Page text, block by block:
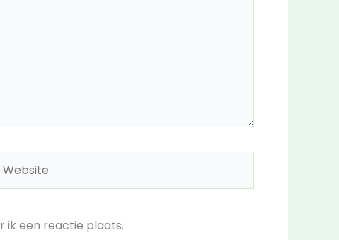
ik een reactie plaats.